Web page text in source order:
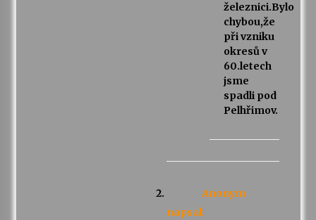
železnici.Bylo
chybou,že
při vzniku
okresů v
60.letech
jsme
spadli pod
Pelhřimov.
Anonym
napsal: